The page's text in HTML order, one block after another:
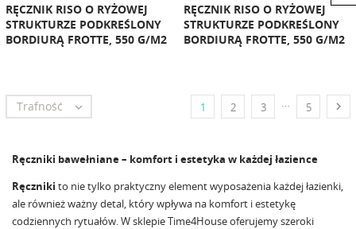
RĘCZNIK RISO O RYŻOWEJ
STRUKTURZE PODKREŚLONY
BORDIURĄ FROTTE, 550 G/M2
RĘCZNIK RISO O RYŻOWEJ
STRUKTURZE PODKREŚLONY
BORDIURĄ FROTTE, 550 G/M2
Trafność  1 2 3 5 
Ręczniki bawełniane – komfort i estetyka w każdej łazience
Ręczniki to nie tylko praktyczny element wyposażenia każdej łazienki,
ale również ważny detal, który wpływa na komfort i estetykę
codziennych rytuałów. W sklepie Time4House oferujemy szeroki